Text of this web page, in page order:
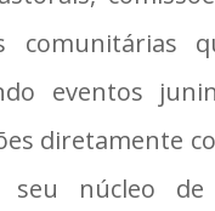
comunitárias
eventos
diretamente
seu núcleo de